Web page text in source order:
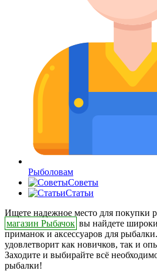
Рыболовам
Советы
Статьи
Ищете надежное место для покупки
магазин Рыбачок вы найдете
приманок и аксессуаров для
удовлетворит как новичков, так и
Заходите и выбирайте всё
рыбалки!